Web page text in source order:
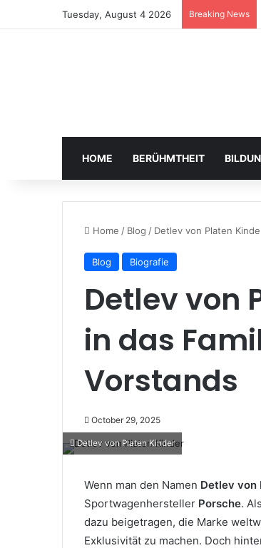
Tuesday, August 4 2026 Breaking News
HOME BERÜHMTHEIT
Home / Blog / Detlev von Platen
Blog Biografie
Detlev von
in das
Vorstands
October 29, 2025
Detlev von Platen Kinder
Wenn man den Namen Detlev von
Sportwagenhersteller Porsche.
dazu beigetragen, die Marke
Exklusivität zu machen. Doch